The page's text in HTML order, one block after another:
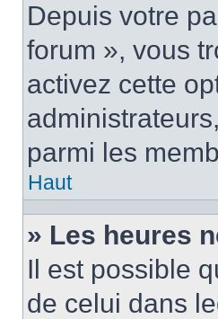
Depuis votre
forum », vous
activez cette
parmi les
Haut
» Les heures
Il est possible
de celui dans